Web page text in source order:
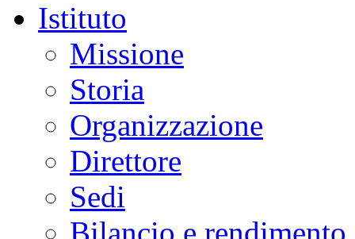
Istituto
Missione
Storia
Organizzazione
Direttore
Sedi